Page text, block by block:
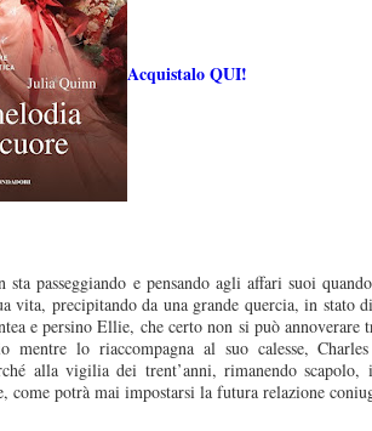
Acquistalo QUI!
sta passeggiando e pensando agli affari suoi
vita, precipitando da una grande quercia, in stato
e persino Ellie, che certo non si può
mentre lo riaccompagna al suo calesse,
alla vigilia dei trent’anni, rimanendo
come potrà mai impostarsi la futura relazione